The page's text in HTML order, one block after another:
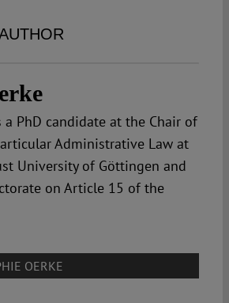
Spotlight
a PhD candidate at the Chair of
Administrative Law at
University of Göttingen and
on Article 15 of the
OERKE